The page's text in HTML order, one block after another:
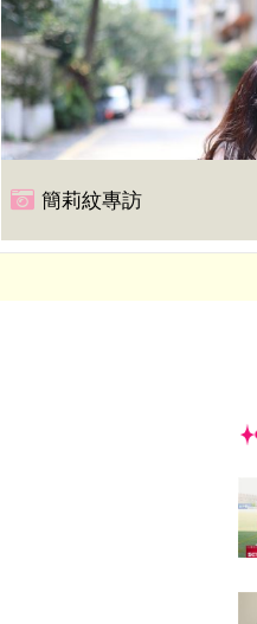
簡莉紋專訪